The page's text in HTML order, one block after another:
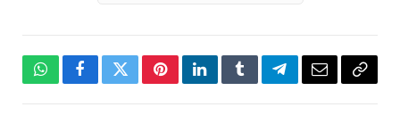
WhatsAppFacebookTwitterPinterestLinkedInTumblrTelegramEmailCopy